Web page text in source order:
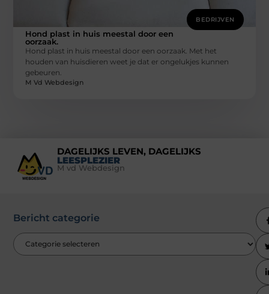
BEDRIJVEN
Hond plast in huis meestal door een
oorzaak.
Hond plast in huis meestal door een oorzaak. Met het
houden van huisdieren weet je dat er ongelukjes kunnen
gebeuren.
M Vd Webdesign
DAGELIJKS LEVEN, DAGELIJKS
LEESPLEZIER
M vd Webdesign
Bericht categorie